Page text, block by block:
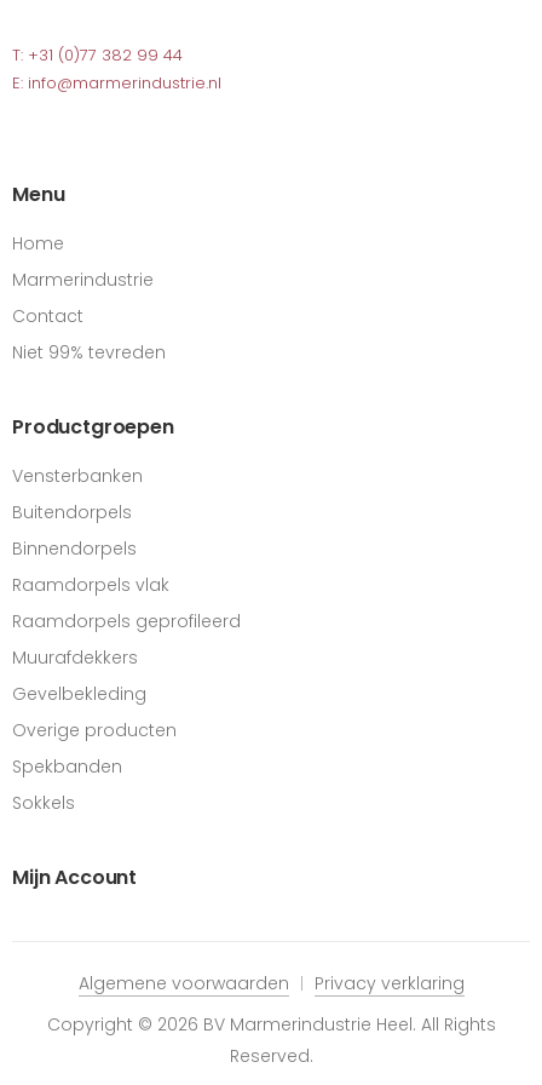
T: +31 (0)77 382 99 44
E: info@marmerindustrie.nl
Menu
Home
Marmerindustrie
Contact
Niet 99% tevreden
Productgroepen
Vensterbanken
Buitendorpels
Binnendorpels
Raamdorpels vlak
Raamdorpels geprofileerd
Muurafdekkers
Gevelbekleding
Overige producten
Spekbanden
Sokkels
Mijn Account
Copyright © 2026 BV Marmerindustrie Heel. All Rights
Reserved.
Algemene voorwaarden Privacy verklaring